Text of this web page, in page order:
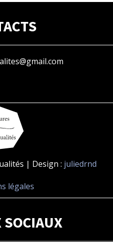
| Design : juliedrnd
légales
SOCIAUX